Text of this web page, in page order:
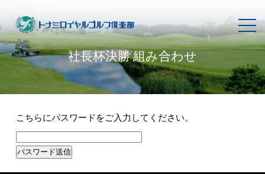
社長杯決勝 組み合わせ
こちらにパスワードをご入力してください。